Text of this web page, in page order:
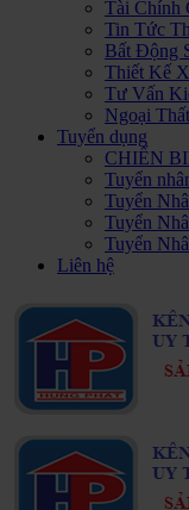
Tài Chính
Tin Tức
Bất Động
Thiết Kế
Tư Vấn
Ngoại
Tuyển dụng
CHIẾN
Tuyển
Tuyển
Tuyển
Tuyển
Liên hệ